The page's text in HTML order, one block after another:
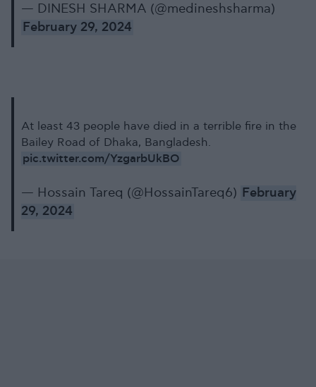
— DINESH SHARMA (@medineshsharma)
February 29, 2024
At least 43 people have died in a terrible fire in the
Bailey Road of Dhaka, Bangladesh.
pic.twitter.com/YzgarbUkBO
— Hossain Tareq (@HossainTareq6) February
29, 2024